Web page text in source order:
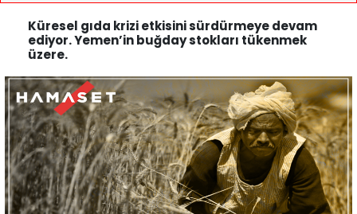
Küresel gıda krizi etkisini sürdürmeye devam
ediyor. Yemen’in buğday stokları tükenmek
üzere.